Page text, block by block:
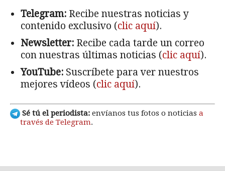
Telegram: Recibe nuestras noticias y
contenido exclusivo (clic aquí).
Newsletter: Recibe cada tarde un correo
con nuestras últimas noticias (clic aquí).
YouTube: Suscríbete para ver nuestros
mejores vídeos (clic aquí).
Sé tú el periodista: envíanos tus fotos o noticias a
través de Telegram.